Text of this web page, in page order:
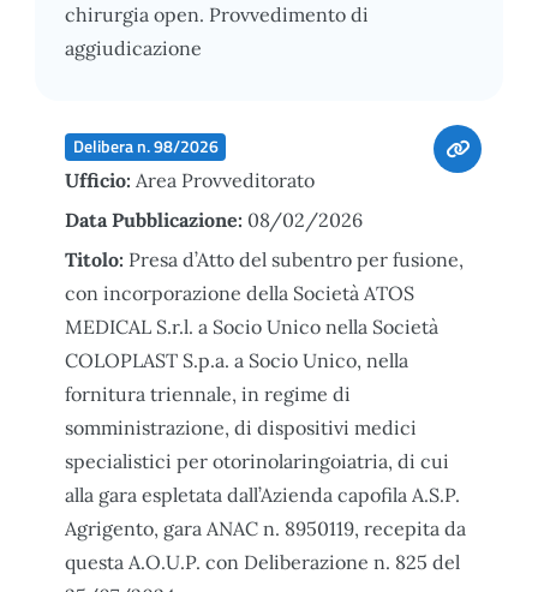
chirurgia open. Provvedimento di
aggiudicazione
Delibera n. 98/2026
Ufficio: Area Provveditorato
Data Pubblicazione: 08/02/2026
Titolo: Presa d’Atto del subentro per fusione,
con incorporazione della Società ATOS
MEDICAL S.r.l. a Socio Unico nella Società
COLOPLAST S.p.a. a Socio Unico, nella
fornitura triennale, in regime di
somministrazione, di dispositivi medici
specialistici per otorinolaringoiatria, di cui
alla gara espletata dall’Azienda capofila A.S.P.
Agrigento, gara ANAC n. 8950119, recepita da
questa A.O.U.P. con Deliberazione n. 825 del